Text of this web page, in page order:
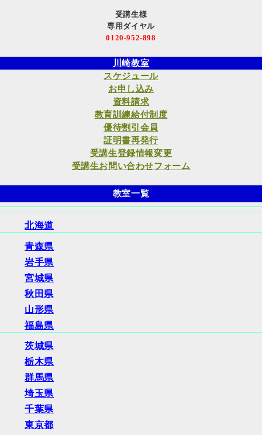
受講生様
専用ダイヤル
0120-952-898
川崎教室
スケジュール
お申し込み
資料請求
教育訓練給付制度
優待割引会員
証明書再発行
受講生登録情報変更
受講生お問い合わせフォーム
教室一覧
北海道
青森県
岩手県
宮城県
秋田県
山形県
福島県
茨城県
栃木県
群馬県
埼玉県
千葉県
東京都